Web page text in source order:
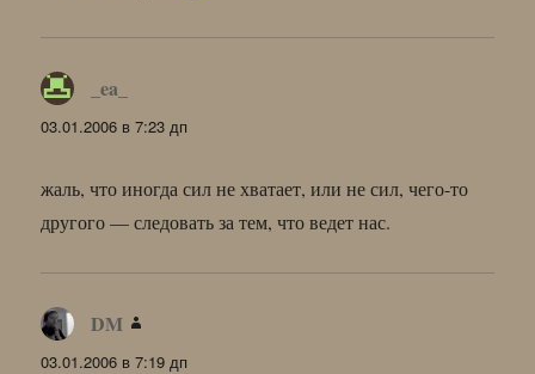
_ea_
03.01.2006 в 7:23 дп
жаль, что иногда сил не хватает, или не сил, чего-то
другого — следовать за тем, что ведет нас.
DM
03.01.2006 в 7:19 дп